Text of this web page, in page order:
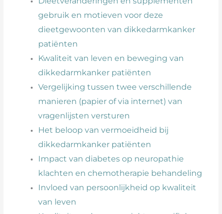
gebruik en motieven voor deze
dieetgewoonten van dikkedarmkanker
patiënten
Kwaliteit van leven en beweging van
dikkedarmkanker patiënten
Vergelijking tussen twee verschillende
manieren (papier of via internet) van
vragenlijsten versturen
Het beloop van vermoeidheid bij
dikkedarmkanker patiënten
Impact van diabetes op neuropathie
klachten en chemotherapie behandeling
Invloed van persoonlijkheid op kwaliteit
van leven